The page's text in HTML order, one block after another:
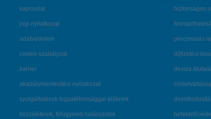
kapcsolat
jogi nyilatkozat
adatvédelem
cookie szabályzat
karrier
akadálymentesítési nyilatkozat
szolgáltatások fogyatékossággal élőknek
közzétételek, felügyeleti határozatok
biztonságos
pénzmosás
díjfizetési
deviza